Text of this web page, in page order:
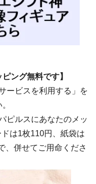
ング無料です】
ービスを利用する」を
ピルスにあなたのメッ
は1枚110円、紙袋は
、併せてご用命くださ